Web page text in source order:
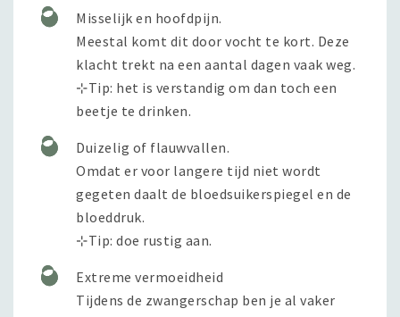
Misselijk en hoofdpijn.
Meestal komt dit door vocht te kort. Deze
klacht trekt na een aantal dagen vaak weg.
⊹Tip: het is verstandig om dan toch een
beetje te drinken.
Duizelig of flauwvallen.
Omdat er voor langere tijd niet wordt
gegeten daalt de bloedsuikerspiegel en de
bloeddruk.
⊹Tip: doe rustig aan.
Extreme vermoeidheid
Tijdens de zwangerschap ben je al vaker